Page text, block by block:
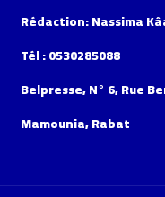
Rédaction: Nassima
Tél : 0530285088
Belpresse, N° 6, Rue
Mamounia, Rabat